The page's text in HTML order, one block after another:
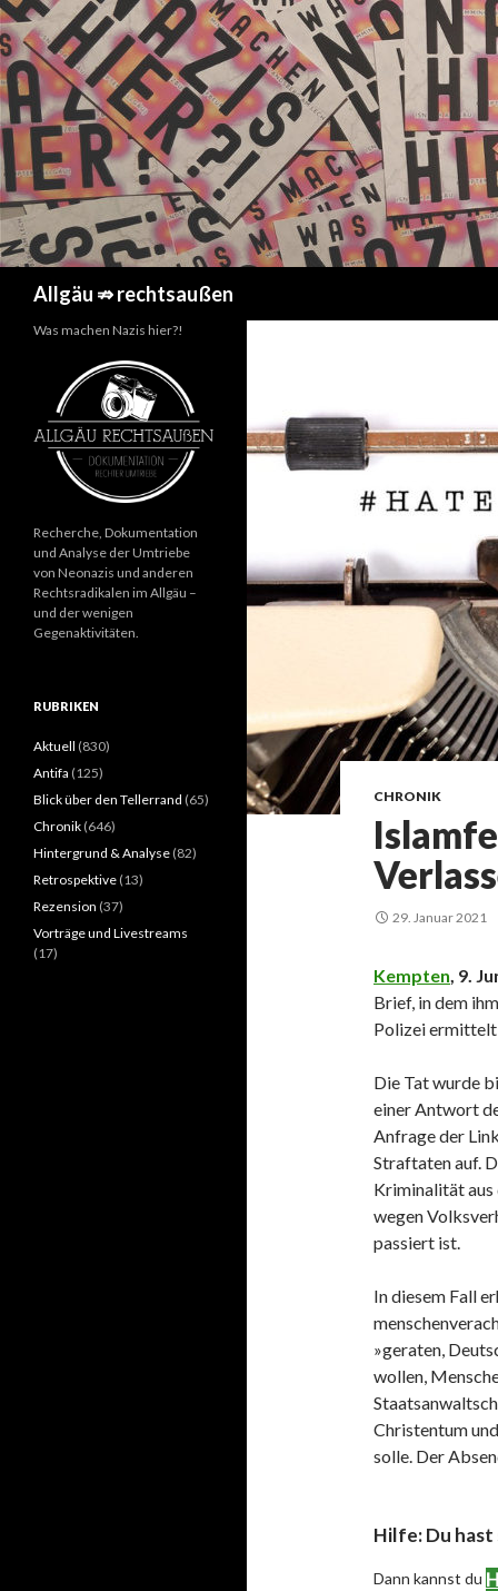
Allgäu ⇏ rechtsaußen
CHRONIK
29. Januar 2021
Kempten, 9.
Brief, in dem
Polizei
Die Tat wurde
einer Antwort
Anfrage der
Straftaten auf.
Kriminalität aus
wegen
passiert ist.
In diesem Fall
»geraten,
wollen,
Christentum
solle. Der
Hilfe: Du
Dann kannst du
Was machen Nazis hier?!
Recherche, Dokumentation
und Analyse der Umtriebe
von Neonazis und anderen
Rechtsradikalen im Allgäu –
und der wenigen
Gegenaktivitäten.
RUBRIKEN
Aktuell (830)
Antifa (125)
Blick über den Tellerrand (65)
Chronik (646)
Hintergrund & Analyse (82)
Retrospektive (13)
Rezension (37)
Vorträge und Livestreams
(17)